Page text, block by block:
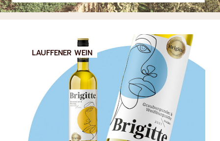
LAUFFENER WEIN